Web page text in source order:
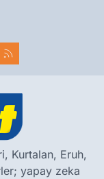
Kurtalan, Eruh,
yapay zeka